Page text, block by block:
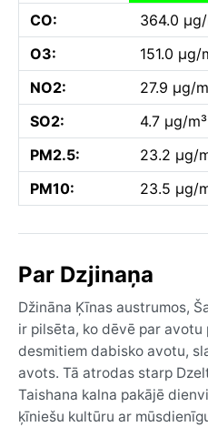
CO:
364.0
O3:
151.0 µg/
NO2:
27.9 µg/
SO2:
4.7 µg/m³
PM2.5:
23.2 µg/
PM10:
23.5 µg/
Par Dzjinaņa
Džināna Ķīnas austrumos,
ir pilsēta, ko dēvē par avotu
desmitiem dabisko avotu,
avots. Tā atrodas starp
Taishana kalna pakājē
ķīniešu kultūru ar